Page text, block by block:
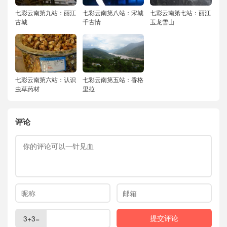
七彩云南第九站：丽江
古城
七彩云南第八站：宋城
千古情
七彩云南第七站：丽江
玉龙雪山
七彩云南第六站：认识
虫草药材
七彩云南第五站：香格
里拉
评论
3+3=